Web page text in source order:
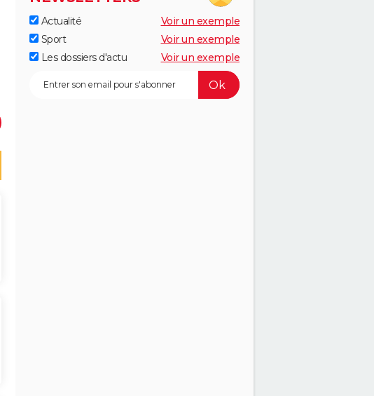
Actualité
Voir un exemple
Sport
Voir un exemple
Les dossiers d'actu
Voir un exemple